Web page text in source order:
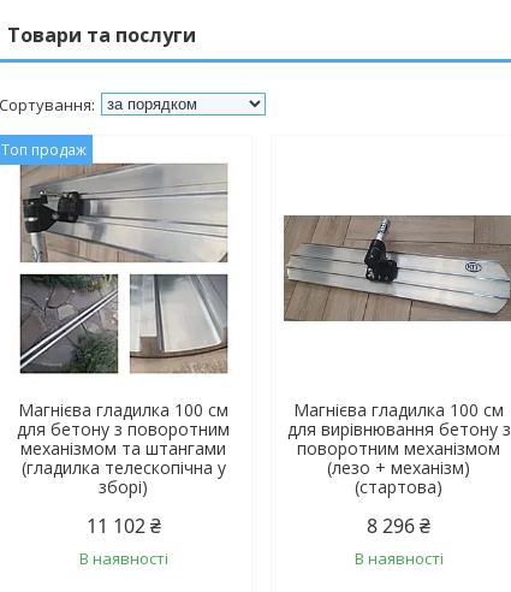
Товари та послуги
Топ продаж
Магнієва гладилка 100 см
для бетону з поворотним
механізмом та штангами
(гладилка телескопічна у
зборі)
11 102 ₴
В наявності
Магнієва гладилка 100 см
для вирівнювання бетону з
поворотним механізмом
(лезо + механізм)
(стартова)
8 296 ₴
В наявності